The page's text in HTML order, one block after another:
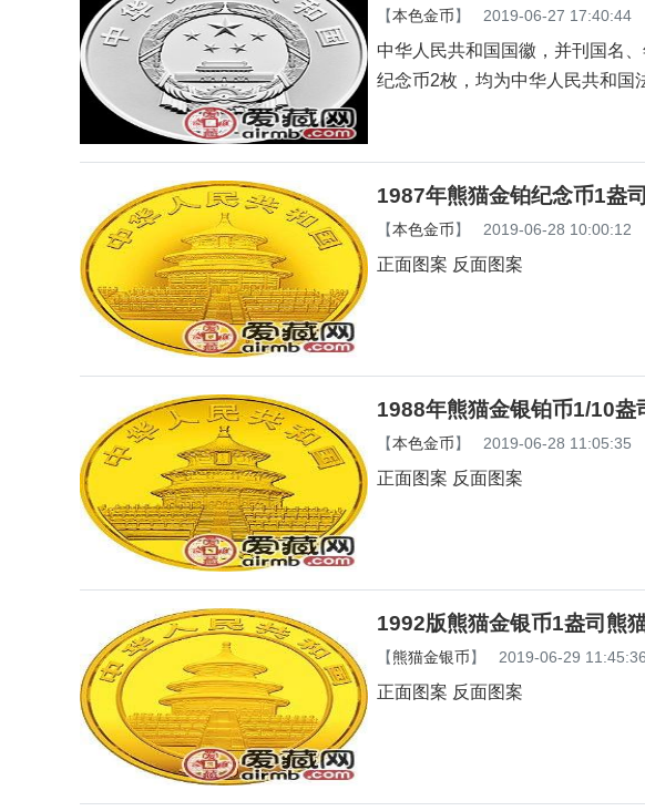
【本色金币】 2019-06-27 17:40:44
中华人民共和国国徽，并刊国名
纪念币2枚，均为中华人民共和国
1987年熊猫金铂纪念币1盎
【本色金币】 2019-06-28 10:00:12
正面图案 反面图案
1988年熊猫金银铂币1/10盎
【本色金币】 2019-06-28 11:05:35
正面图案 反面图案
1992版熊猫金银币1盎司熊
【熊猫金银币】 2019-06-29 11:45:36
正面图案 反面图案